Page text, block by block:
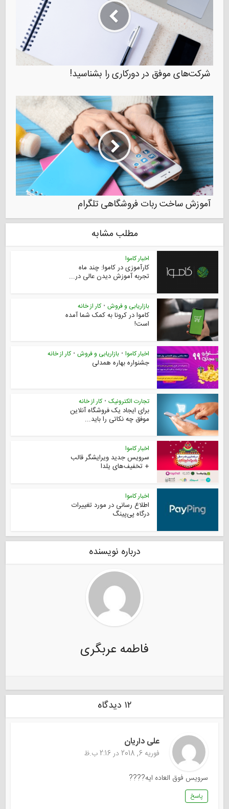
شرکت‌های موفق در دورکاری را بشناسید!
آموزش ساخت ربات فروشگاهی تلگرام
مطلب مشابه
اخبار کاموا
کارآموزی در کاموا: چند ماه
تجربه آموزش دیدن عالی در...
بازاریابی و فروش • کار از خانه
کاموا در کرونا به کمک شما آمده
است!
اخبار کاموا • بازاریابی و فروش • کار از خانه
جشنواره بهاره همدلی
تجارت الکترونیک • کار از خانه
برای ایجاد یک فروشگاه آنلاین
موفق چه نکاتی را باید...
اخبار کاموا
سرویس جدید ویرایشگر قالب
+‌ تخفیف‌های یلدا
اخبار کاموا
اطلاع رسانی در مورد تغییرات
درگاه پی‌پینگ
درباره نویسنده
فاطمه عربگری
۱۲ دیدگاه
علی داریان
فوریه 6, 2018 در 2:16 ب.ظ
سرویس فوق العاده ایه????
پاسخ